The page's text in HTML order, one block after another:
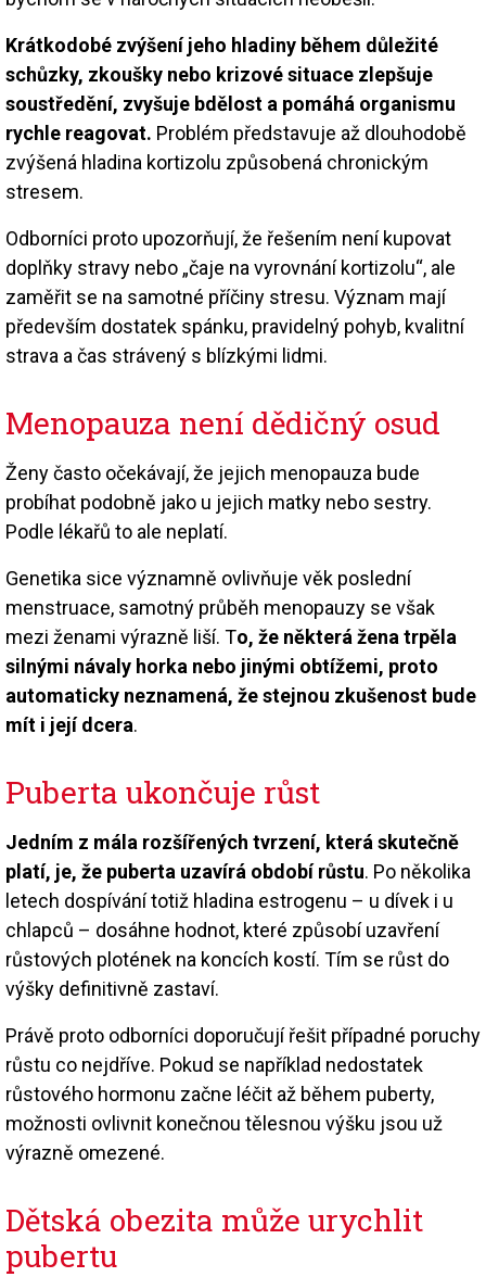
Krátkodobé zvýšení jeho hladiny během důležité
schůzky, zkoušky nebo krizové situace zlepšuje
soustředění, zvyšuje bdělost a pomáhá organismu
rychle reagovat. Problém představuje až dlouhodobě
zvýšená hladina kortizolu způsobená chronickým
stresem.
Odborníci proto upozorňují, že řešením není kupovat
doplňky stravy nebo „čaje na vyrovnání kortizolu“, ale
zaměřit se na samotné příčiny stresu. Význam mají
především dostatek spánku, pravidelný pohyb, kvalitní
strava a čas strávený s blízkými lidmi.
Menopauza není dědičný osud
Ženy často očekávají, že jejich menopauza bude
probíhat podobně jako u jejich matky nebo sestry.
Podle lékařů to ale neplatí.
Genetika sice významně ovlivňuje věk poslední
menstruace, samotný průběh menopauzy se však
mezi ženami výrazně liší. To, že některá žena trpěla
silnými návaly horka nebo jinými obtížemi, proto
automaticky neznamená, že stejnou zkušenost bude
mít i její dcera.
Puberta ukončuje růst
Jedním z mála rozšířených tvrzení, která skutečně
platí, je, že puberta uzavírá období růstu. Po několika
letech dospívání totiž hladina estrogenu – u dívek i u
chlapců – dosáhne hodnot, které způsobí uzavření
růstových plotének na koncích kostí. Tím se růst do
výšky definitivně zastaví.
Právě proto odborníci doporučují řešit případné poruchy
růstu co nejdříve. Pokud se například nedostatek
růstového hormonu začne léčit až během puberty,
možnosti ovlivnit konečnou tělesnou výšku jsou už
výrazně omezené.
Dětská obezita může urychlit
pubertu